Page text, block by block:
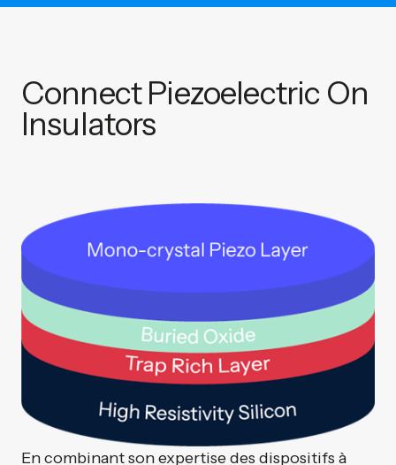
Connect Piezoelectric On
Insulators
En combinant son expertise des dispositifs à